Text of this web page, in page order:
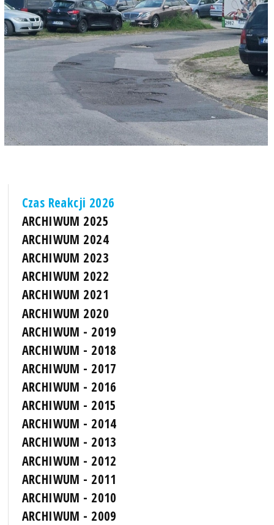
Czas Reakcji 2026
ARCHIWUM 2025
ARCHIWUM 2024
ARCHIWUM 2023
ARCHIWUM 2022
ARCHIWUM 2021
ARCHIWUM 2020
ARCHIWUM - 2019
ARCHIWUM - 2018
ARCHIWUM - 2017
ARCHIWUM - 2016
ARCHIWUM - 2015
ARCHIWUM - 2014
ARCHIWUM - 2013
ARCHIWUM - 2012
ARCHIWUM - 2011
ARCHIWUM - 2010
ARCHIWUM - 2009